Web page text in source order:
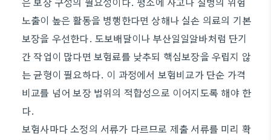
노출이 높은 활동을 병행한다면 상해나 실손 의료의 기본
보장을 우선한다. 도보배달이나 부산일일알바처럼 단기
간 작업이 많다면 보험료를 낮추되 핵심보장을 우립지 않
는 균형이 필요하다. 이 과정에서 보험비교가 단순 가격
비교를 넘어 보장 범위의 적합성으로 이어지도록 해야 한
다.
보험사마다 소정의 서류가 다르므로 제출 서류를 미리 확